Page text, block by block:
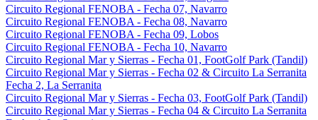
Circuito Regional FENOBA - Fecha 07, Navarro
Circuito Regional FENOBA - Fecha 08, Navarro
Circuito Regional FENOBA - Fecha 09, Lobos
Circuito Regional FENOBA - Fecha 10, Navarro
Circuito Regional Mar y Sierras - Fecha 01, FootGolf Park (Tandil)
Circuito Regional Mar y Sierras - Fecha 02 & Circuito La Serranita
Fecha 2, La Serranita
Circuito Regional Mar y Sierras - Fecha 03, FootGolf Park (Tandil)
Circuito Regional Mar y Sierras - Fecha 04 & Circuito La Serranita